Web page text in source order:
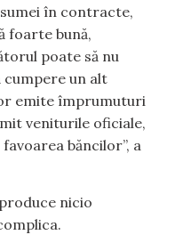
sumei în contracte,
foarte bună,
poate să nu
cumpere un alt
emite împrumuturi
veniturile oficiale,
favoarea băncilor”, a
nicio